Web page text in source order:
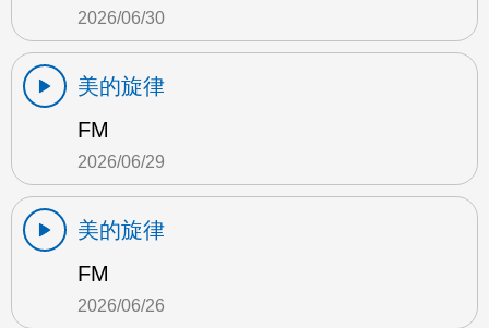
2026/06/30
美的旋律
FM
2026/06/29
美的旋律
FM
2026/06/26